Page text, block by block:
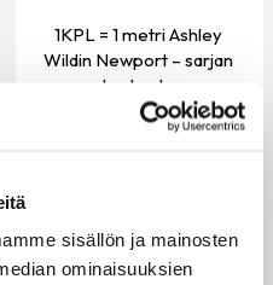
sisällön ja mainosten
ominaisuuksien
1KPL = 1 metri Ashley
Wildin Newport – sarjan
kankaat...
32.50 €